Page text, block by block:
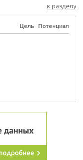
к разделу
Цель Потенциал